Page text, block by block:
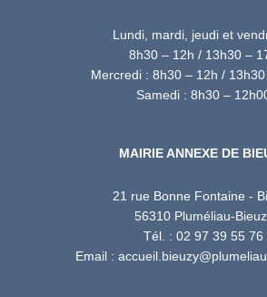
Lundi, mardi, jeudi et
8h30 – 12h / 13h30 –
Mercredi : 8h30 – 12h /
Samedi : 8h30 –
MAIRIE ANNEXE DE
21 rue Bonne Fontaine -
56310 Pluméliau-
Tél. : 02 97 39 55 76
Email :